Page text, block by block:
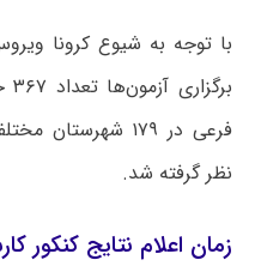
با توجه به شیوع کرونا
نظر گرفته شد.
زمان اعلام نتایج کنکور